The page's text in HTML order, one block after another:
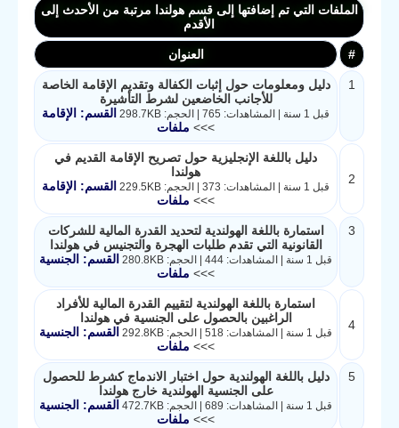
الملفات التي تم إضافتها إلى قسم هولندا مرتبة من الأحدث إلى
الأقدم
# العنوان
1
دليل ومعلومات حول إثبات الكفالة وتقديم الإقامة الخاصة
للأجانب الخاضعين لشرط التأشيرة
قبل 1 سنة | المشاهدات: 765 | الحجم: 298.7KB
القسم: الإقامة
>>> ملفات
2
دليل باللغة الإنجليزية حول تصريح الإقامة القديم في
هولندا
قبل 1 سنة | المشاهدات: 373 | الحجم: 229.5KB
القسم: الإقامة
>>> ملفات
3
استمارة باللغة الهولندية لتحديد القدرة المالية للشركات
القانونية التي تقدم طلبات الهجرة والتجنيس في هولندا
قبل 1 سنة | المشاهدات: 444 | الحجم: 280.8KB
القسم: الجنسية
>>> ملفات
4
استمارة باللغة الهولندية لتقييم القدرة المالية للأفراد
الراغبين بالحصول على الجنسية في هولندا
قبل 1 سنة | المشاهدات: 518 | الحجم: 292.8KB
القسم: الجنسية
>>> ملفات
5
دليل باللغة الهولندية حول اختبار الاندماج كشرط للحصول
على الجنسية الهولندية خارج هولندا
قبل 1 سنة | المشاهدات: 689 | الحجم: 472.7KB
القسم: الجنسية
>>> ملفات